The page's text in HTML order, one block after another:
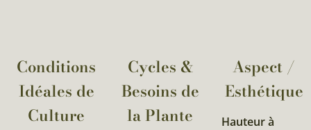
Conditions
Idéales de
Culture
Cycles &
Besoins de
la Plante​
Aspect /
Esthétique
Hauteur à